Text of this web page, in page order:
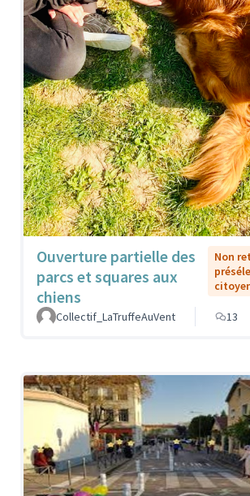
Ouverture partielle des
parcs et squares aux
chiens
Non
Collectif_LaTruffeAuVent 13